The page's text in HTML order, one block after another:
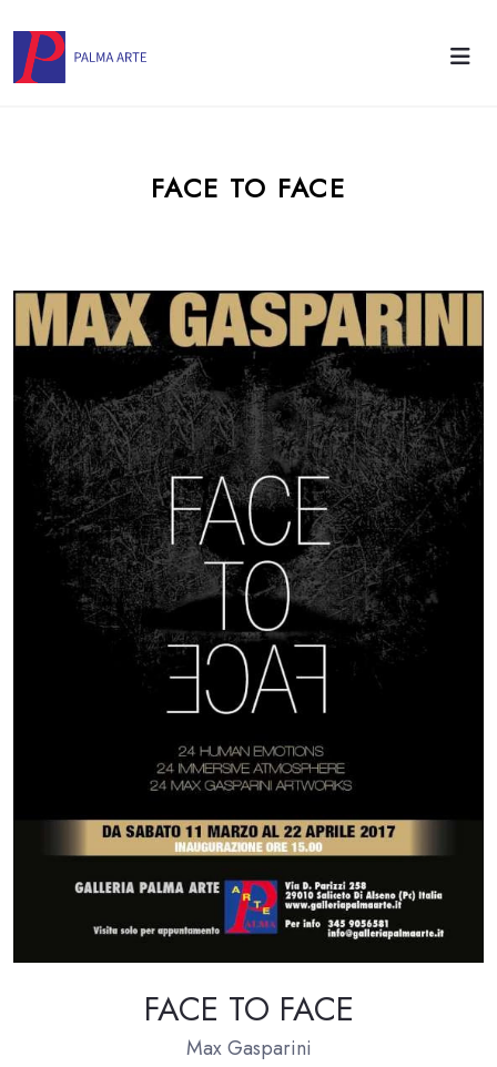
FACE TO FACE
FACE TO FACE
Max Gasparini